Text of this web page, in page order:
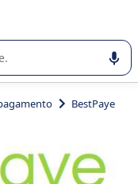
de software
BestPaye